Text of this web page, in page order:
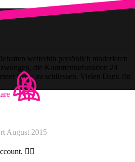
weiterhin persönlich moderieren
die Kommentarfunktion 24
Story zu schliessen. Vielen Dank für
August 2015
🤷‍♂️